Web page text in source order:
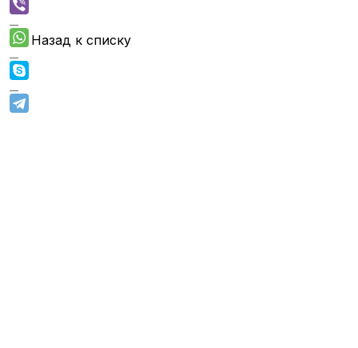
Назад к списку